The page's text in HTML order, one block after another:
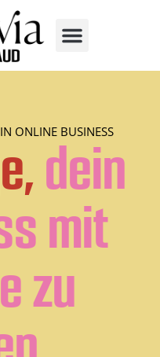
ONLINE BUSINESS
dein
mit
zu